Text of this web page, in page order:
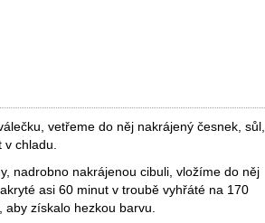
vetřeme do něj nakrájený česnek, sůl,
v chladu.
nadrobno nakrájenou cibuli, vložíme do něj
asi 60 minut v troubě vyhřáté na 170
aby získalo hezkou barvu.